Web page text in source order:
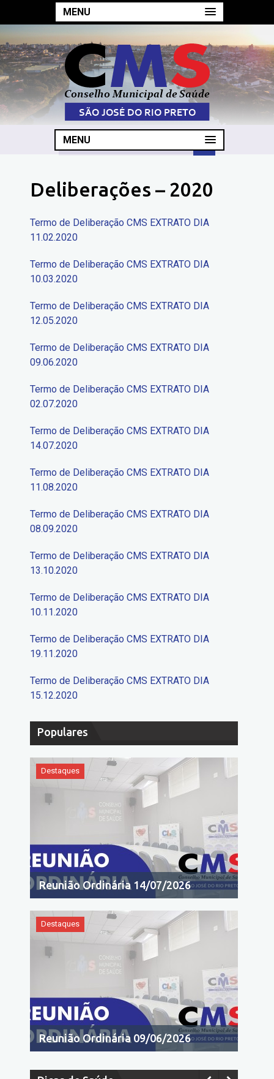
MENU
MENU
Deliberações – 2020
Termo de Deliberação CMS EXTRATO DIA
11.02.2020
Termo de Deliberação CMS EXTRATO DIA
10.03.2020
Termo de Deliberação CMS EXTRATO DIA
12.05.2020
Termo de Deliberação CMS EXTRATO DIA
09.06.2020
Termo de Deliberação CMS EXTRATO DIA
02.07.2020
Termo de Deliberação CMS EXTRATO DIA
14.07.2020
Termo de Deliberação CMS EXTRATO DIA
11.08.2020
Termo de Deliberação CMS EXTRATO DIA
08.09.2020
Termo de Deliberação CMS EXTRATO DIA
13.10.2020
Termo de Deliberação CMS EXTRATO DIA
10.11.2020
Termo de Deliberação CMS EXTRATO DIA
19.11.2020
Termo de Deliberação CMS EXTRATO DIA
15.12.2020
Populares
Destaques
Reunião Ordinária 14/07/2026
Destaques
Reunião Ordinária 09/06/2026